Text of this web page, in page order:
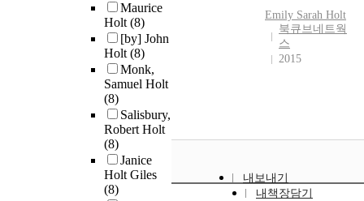
Maurice
Holt(8)
[by] John
Holt(8)
Monk,
Samuel Holt
(8)
Salisbury,
Robert Holt
(8)
Janice
Holt Giles
(8)
Emily Sarah Holt
북큐브네트웍
스
2015
내보내기
내책장담기